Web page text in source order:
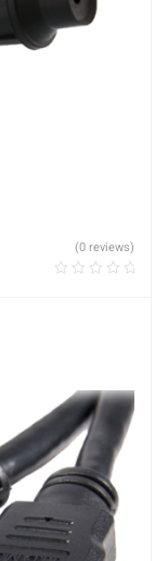
(0 reviews)